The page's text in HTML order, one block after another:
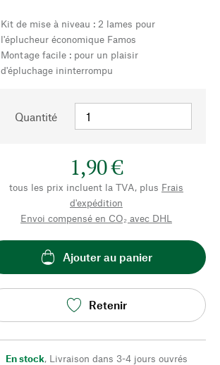
Kit de mise à niveau : 2 lames pour
l'éplucheur économique Famos
Montage facile : pour un plaisir
d'épluchage ininterrompu
Quantité
1,90 €
tous les prix incluent la TVA, plus Frais
d'expédition
Envoi compensé en CO₂ avec DHL
Ajouter au panier
Retenir
En stock, Livraison dans 3-4 jours ouvrés